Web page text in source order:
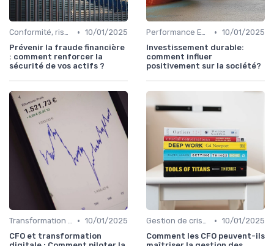
Conformité, risques & réglementation • 10/01/2025
Prévenir la fraude financière
: comment renforcer la
sécurité de vos actifs ?
Performance ESG & finance durable • 10/01/2025
Investissement durable:
comment influer
positivement sur la société?
Transformation de la fonction finance • 10/01/2025
CFO et transformation
Gestion de crise & résilience financière • 10/01/2025
Comment les CFO peuvent-ils